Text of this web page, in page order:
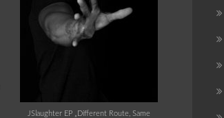
JSlaughter EP „Different Route, Same